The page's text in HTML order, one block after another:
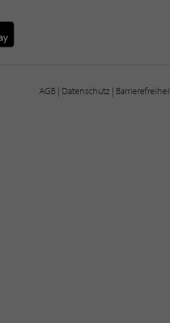
AGB | Datenschutz |